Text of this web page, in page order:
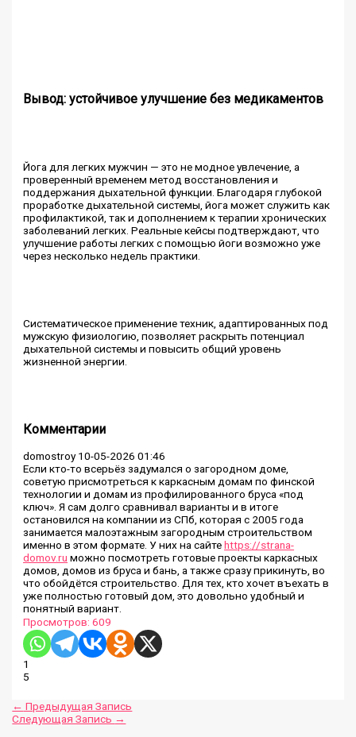
Вывод: устойчивое улучшение без медикаментов
Йога для легких мужчин — это не модное увлечение, а
проверенный временем метод восстановления и
поддержания дыхательной функции. Благодаря глубокой
проработке дыхательной системы, йога может служить как
профилактикой, так и дополнением к терапии хронических
заболеваний легких. Реальные кейсы подтверждают, что
улучшение работы легких с помощью йоги возможно уже
через несколько недель практики.
Систематическое применение техник, адаптированных под
мужскую физиологию, позволяет раскрыть потенциал
дыхательной системы и повысить общий уровень
жизненной энергии.
Комментарии
domostroy 10-05-2026 01:46
Если кто-то всерьёз задумался о загородном доме,
советую присмотреться к каркасным домам по финской
технологии и домам из профилированного бруса «под
ключ». Я сам долго сравнивал варианты и в итоге
остановился на компании из СПб, которая с 2005 года
занимается малоэтажным загородным строительством
именно в этом формате. У них на сайтеhttps://strana-
domov.ru можно посмотреть готовые проекты каркасных
домов, домов из бруса и бань, а также сразу прикинуть, во
что обойдётся строительство. Для тех, кто хочет въехать в
уже полностью готовый дом, это довольно удобный и
понятный вариант.
Просмотров: 609
1
5
← Предыдущая Запись
Следующая Запись →